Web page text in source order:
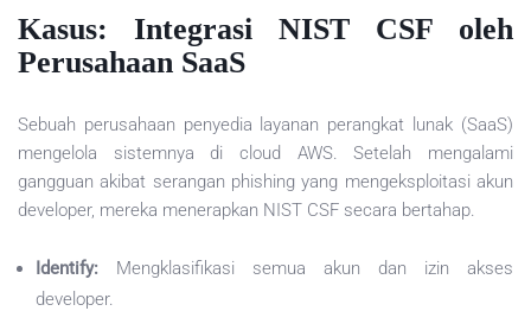
Kasus: Integrasi NIST CSF oleh
Perusahaan SaaS
Sebuah perusahaan penyedia layanan perangkat lunak (SaaS)
mengelola sistemnya di cloud AWS. Setelah mengalami
gangguan akibat serangan phishing yang mengeksploitasi akun
developer, mereka menerapkan NIST CSF secara bertahap.
Identify: Mengklasifikasi semua akun dan izin akses
developer.